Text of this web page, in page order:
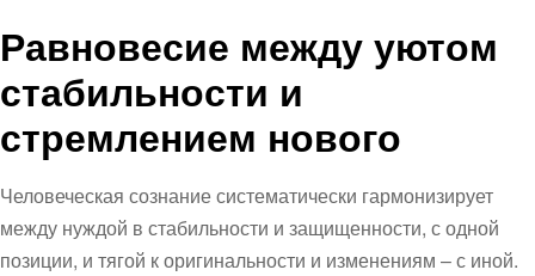
Равновесие между уютом
стабильности и
стремлением нового
Человеческая сознание систематически гармонизирует
между нуждой в стабильности и защищенности, с одной
позиции, и тягой к оригинальности и изменениям – с иной.